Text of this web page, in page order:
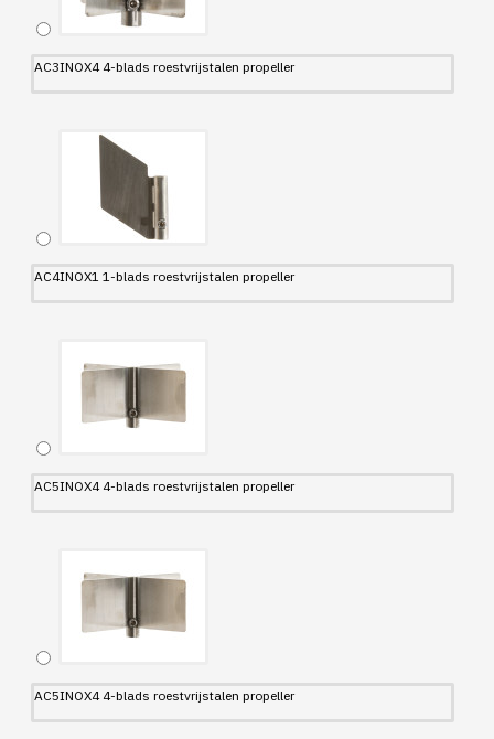
AC3INOX4 4-blads roestvrijstalen propeller
AC4INOX1 1-blads roestvrijstalen propeller
AC5INOX4 4-blads roestvrijstalen propeller
AC5INOX4 4-blads roestvrijstalen propeller